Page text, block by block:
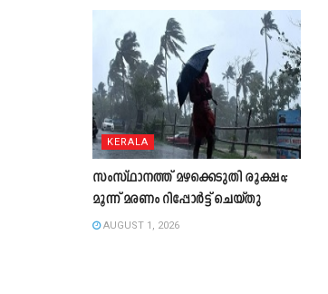
KERALA
സംസ്ഥാനത്ത് മഴക്കെടുതി രൂക്ഷം;
മൂന്ന് മരണം റിപ്പോർട്ട് ചെയ്തു
AUGUST 1, 2026